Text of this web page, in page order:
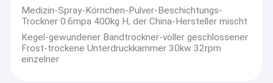
Medizin-Spray-Körnchen-Pulver-Beschichtungs-
Trockner 0.6mpa 400kg H, der China-Hersteller mischt
Kegel-gewundener Bandtrockner-voller geschlossener
Frost-trockene Unterdruckkammer 30kw 32rpm
einzelner